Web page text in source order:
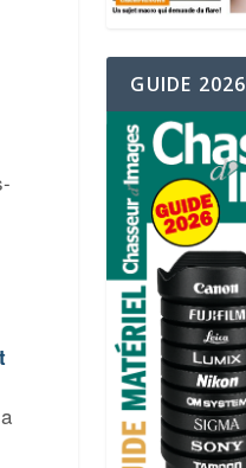
GUIDE 2026